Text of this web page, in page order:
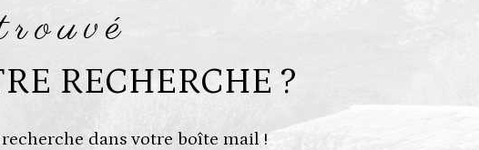
RECHERCHE ?
dans votre boîte mail !